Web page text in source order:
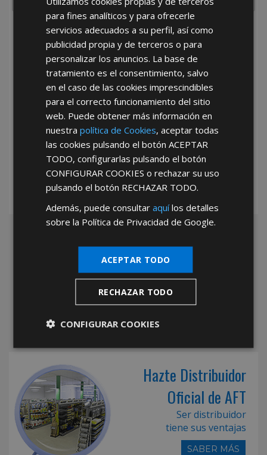
He leído y acepto la Política de Privacidad
*Abstenerse particulares, sólo venta a tiendas y empresas minoristas y
Hazte Distribuidor
Oficial de AFT
Ser distribuidor
tiene sus ventajas
SABER MÁS
para fines analíticos y para ofrecerle
servicios adecuados a su perfil, así como
publicidad propia y de terceros o para
personalizar los anuncios. La base de
tratamiento es el consentimiento, salvo
en el caso de las cookies imprescindibles
para el correcto funcionamiento del sitio
web. Puede obtener más información en
nuestrapolítica de Cookies, aceptar todas
las cookies pulsando el botónACEPTAR
TODO, configurarlas pulsando el botón
CONFIGURAR COOKIES o rechazar su uso
pulsando el botón RECHAZAR TODO.
Además, puede consultaraquílos detalles
sobre la Política de Privacidad de Google.
ACEPTAR TODO
RECHAZAR TODO
CONFIGURAR COOKIES